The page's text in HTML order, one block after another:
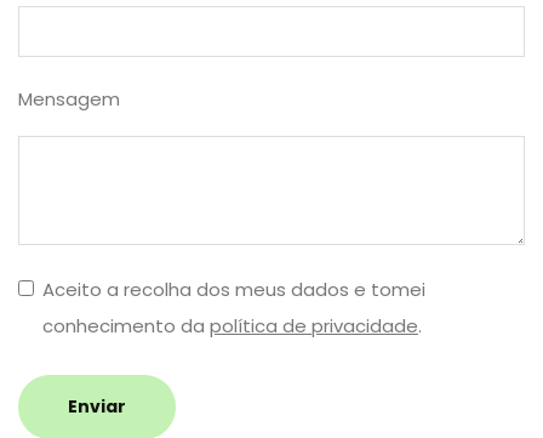
Mensagem
Aceito a recolha dos meus dados e tomei
conhecimento da política de privacidade.
Enviar